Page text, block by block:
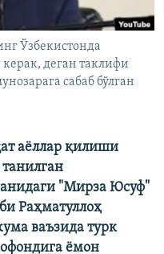
Ўзбекистонда
деган таклифи
сабаб бўлган
аёллар қилиши
"Мирза Юсуф"
Раҳматуллоҳ
ваъзида турк
ёмон